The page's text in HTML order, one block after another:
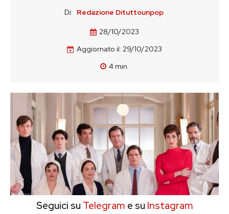
Di: Redazione Dituttounpop
28/10/2023
Aggiornato il: 29/10/2023
4min.
Seguici su Telegram e su Instagram